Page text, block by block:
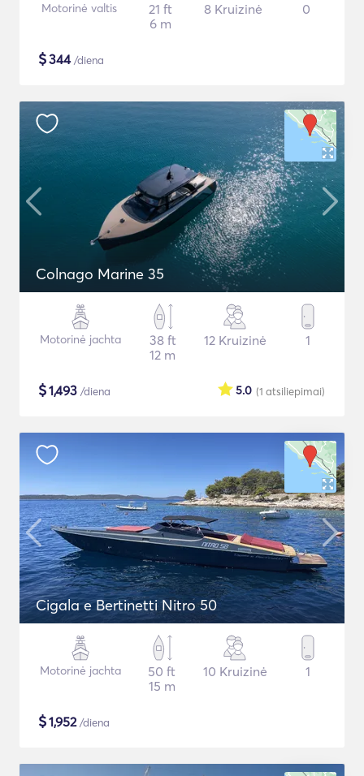
Motorinė valtis
21 ft
6 m
8 Kruizinė 0
$344/diena
Colnago Marine 35
Motorinė jachta
38 ft
12 m
12 Kruizinė 1
$1,493 /diena (1 atsiliepimai)
5.0
Cigala e Bertinetti Nitro 50
Motorinė jachta
50 ft
15 m
10 Kruizinė 1
$1,952/diena